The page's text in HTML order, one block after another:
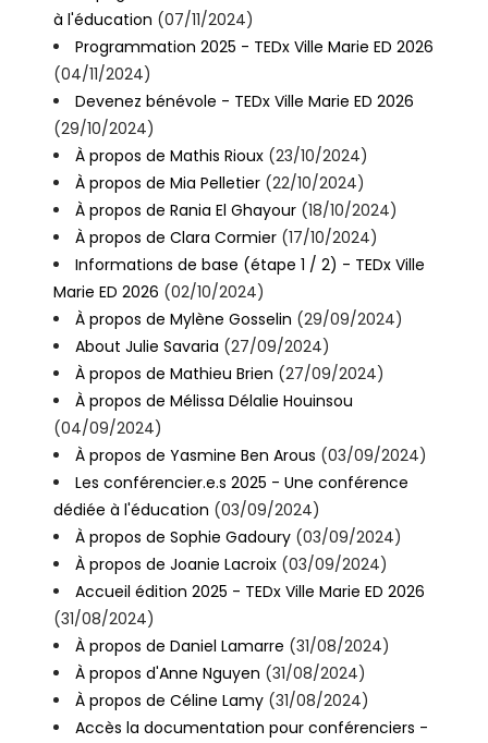
à l'éducation (07/11/2024)
Programmation 2025 - TEDx Ville Marie ED 2026
(04/11/2024)
Devenez bénévole - TEDx Ville Marie ED 2026
(29/10/2024)
À propos de Mathis Rioux (23/10/2024)
À propos de Mia Pelletier (22/10/2024)
À propos de Rania El Ghayour (18/10/2024)
À propos de Clara Cormier (17/10/2024)
Informations de base (étape 1 / 2) - TEDx Ville
Marie ED 2026 (02/10/2024)
À propos de Mylène Gosselin (29/09/2024)
About Julie Savaria (27/09/2024)
À propos de Mathieu Brien (27/09/2024)
À propos de Mélissa Délalie Houinsou
(04/09/2024)
À propos de Yasmine Ben Arous (03/09/2024)
Les conférencier.e.s 2025 - Une conférence
dédiée à l'éducation (03/09/2024)
À propos de Sophie Gadoury (03/09/2024)
À propos de Joanie Lacroix (03/09/2024)
Accueil édition 2025 - TEDx Ville Marie ED 2026
(31/08/2024)
À propos de Daniel Lamarre (31/08/2024)
À propos d'Anne Nguyen (31/08/2024)
À propos de Céline Lamy (31/08/2024)
Accès la documentation pour conférenciers -